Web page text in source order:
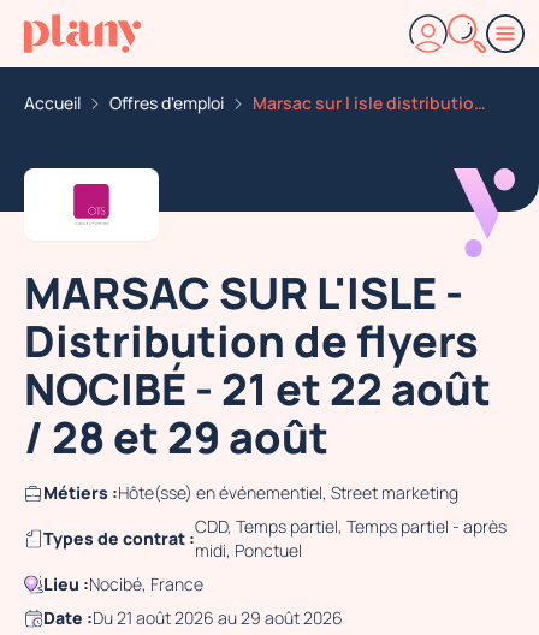
Accueil Offres d'emploi Marsac sur l isle distribution de flyers nocibe 21 et
MARSAC SUR L'ISLE -
Distribution de flyers
NOCIBÉ - 21 et 22 août
/ 28 et 29 août
Métiers :Hôte(sse) en événementiel, Street marketing
Types de contrat :
CDD, Temps partiel, Temps partiel - après
midi, Ponctuel
Lieu :Nocibé, France
Date :Du 21 août 2026 au 29 août 2026